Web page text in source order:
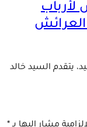
المجيد، يتقدم السيد خالد